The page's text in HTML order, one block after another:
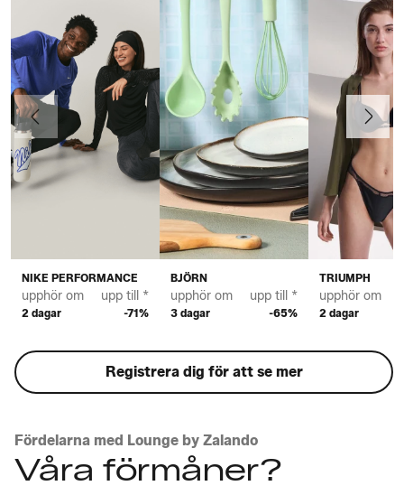
NIKE PERFORMANCE
upphör om
2 dagar
upp till *
-71%
BJÖRN
upphör om
3 dagar
upp till *
-65%
TRIUMPH
upphör om
2 dagar
Föregående Nästa
Registrera dig för att se mer
Fördelarna med Lounge by Zalando
Våra förmåner?